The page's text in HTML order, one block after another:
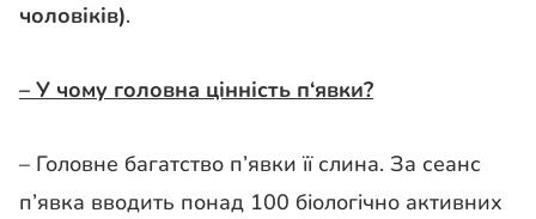
чоловіків).
– У чому головна цінність п‘явки?
– Головне багатство п’явкиїї слина. За сеанс
п’явка вводить понад 100 біологічно активних